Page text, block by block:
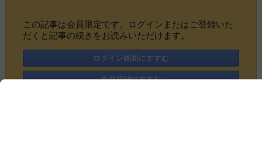
この記事は会員限定です。ログインまたはご登録いた
だくと記事の続きをお読みいただけます。
ログイン画面にすすむ
会員登録にすすむ